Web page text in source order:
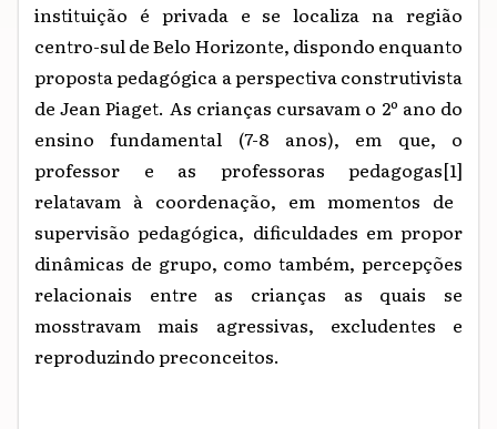
instituição é privada e se localiza na região
centro-sul de Belo Horizonte, dispondo enquanto
proposta pedagógica a perspectiva construtivista
de Jean Piaget. As crianças cursavam o 2º ano do
ensino fundamental (7-8 anos), em que, o
professor e as professoras pedagogas[1]
relatavam à coordenação, em momentos de
supervisão pedagógica, dificuldades em propor
dinâmicas de grupo, como também, percepções
relacionais entre as crianças as quais se
mosstravam mais agressivas, excludentes e
reproduzindo preconceitos.